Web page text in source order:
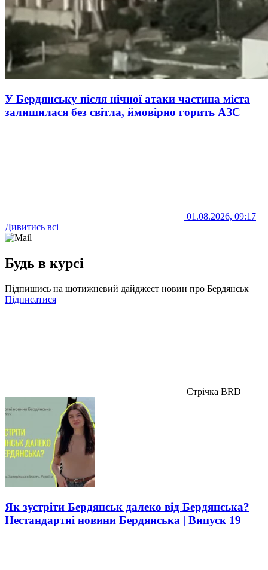
У Бердянську після нічної атаки частина міста
залишилася без світла, ймовірно горить АЗС
01.08.2026, 09:17
Дивитись всі
Будь в курсі
Підпишись на щотижневий дайджест новин про Бердянськ
Підписатися
Стрічка BRD
Як зустріти Бердянськ далеко від Бердянська?
Нестандартні новини Бердянська | Випуск 19